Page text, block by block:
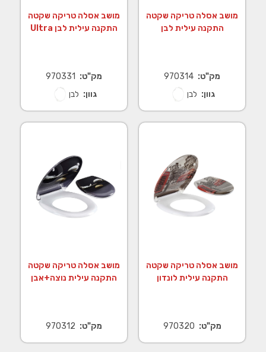
מושב אסלה טריקה שקטה
התקנה עילית לבן
מק"ט: 970314
גוון: לבן
מושב אסלה טריקה שקטה
התקנה עילית לבן Ultra
מק"ט: 970331
גוון: לבן
מושב אסלה טריקה שקטה
התקנה עילית לונדון
מק"ט: 970320
מושב אסלה טריקה שקטה
התקנה עילית נוצה+אבן
מק"ט: 970312